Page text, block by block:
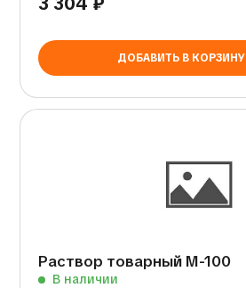
ДОБАВИТЬ В КОРЗИНУ
Раствор товарный М-100
В наличии